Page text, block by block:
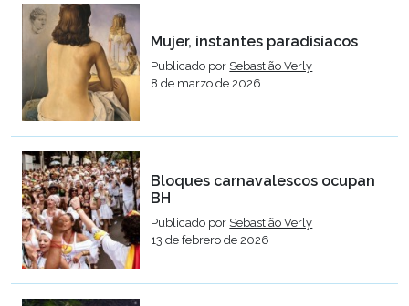
Mujer, instantes paradisíacos
Publicado por Sebastião Verly
8 de marzo de 2026
Bloques carnavalescos ocupan
BH
Publicado por Sebastião Verly
13 de febrero de 2026